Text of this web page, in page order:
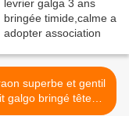
superbe et gentil
galgo bringé tête
né aout 2014 à